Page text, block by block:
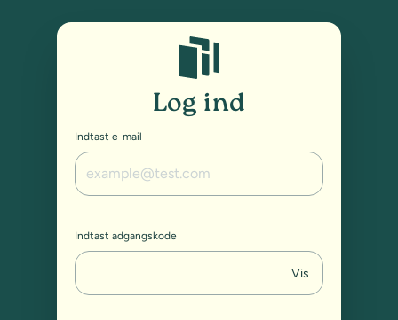
Log ind
Indtast e-mail
Indtast adgangskode
Vis